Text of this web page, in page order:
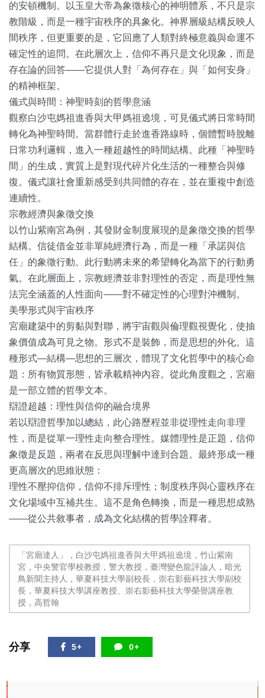
的安頓機制。以玉皇大帝為象徵核心的神明體系，不只是宗
教階級，而是一種宇宙秩序的具象化。神界層級結構反映人
間秩序，但更重要的是，它回應了人類對終極意義與命運不
確定性的追問。在此層次上，信仰不再只是文化現象，而是
存在論的回答——它提供人對「為何存在」與「如何安身」
的精神框架。
儀式與時間：神聖時刻的哲學意涵
觀察白沙屯媽祖進香與大甲媽祖遶境，可見儀式將日常時間
轉化為神聖時間。當群體行走於進香路線時，個體暫時脫離
日常功利邏輯，進入一種超越性的時間結構。此種「神聖時
間」的生成，實質上是對現代碎片化生活的一種整合與修
復。儀式讓社會重新感受到共同體的存在，並在重複中創造
連續性。
宗教經濟與象徵交換
以竹山紫南宮為例，其發財金制度展現的是象徵交換的哲學
結構。信徒借金並非單純經濟行為，而是一種「承諾與信
任」的象徵行動。此行動將未來的希望轉化為當下的行動勇
氣。在此層面上，宗教經濟並非對理性的否定，而是理性無
法完全涵蓋的人性面向——對不確定性的心理對沖機制。
美學形式與宇宙秩序
宮廟建築中的剪黏與對聯，將宇宙觀與倫理觀視覺化，使抽
象價值成為可見之物。形式不是裝飾，而是思想的外化。這
種形式—結構—思想的三層次，體現了文化哲學中的核心命
題：所有物質形態，皆承載精神內容。從此角度觀之，宮廟
是一部立體的哲學文本。
辯證超越：理性與信仰的融合境界
若以辯證哲學加以總結，此心路歷程並非從理性走向非理
性，而是從單一理性走向整合理性。媒體理性是正題，信仰
象徵是反題，兩者在反思與理解中達到合題。最終形成一種
更高層次的思維狀態：
理性不壓抑信仰，信仰不排斥理性；制度秩序與心靈秩序在
文化場域中互補共生。這不是角色轉換，而是一種思想成熟
——從公共敘事者，成為文化結構的哲學詮釋者。
「宮廟達人」，白沙屯媽祖進香與大甲媽祖遶境，竹山紫南
宮，中央警官學校教授，警大教授，臺灣變色龍評論人，暗光
鳥新聞主持人，華夏科技大學副校長，崇右影藝科技大學副校
長，華夏科技大學講座教授、崇右影藝科技大學榮譽講座教
授，高哲翰
分享 5+ 0+